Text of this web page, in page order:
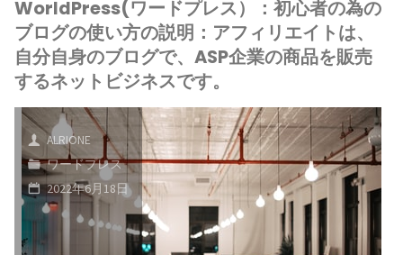
ド
プ
レ
ス）：
初
心
者
WorldPress(ワードプレス）：初心者の為の
ブログの使い方の説明：アフィリエイトは、
自分自身のブログで、ASP企業の商品を販売
するネットビジネスです。
ALRIONE
ワードプレス
2022年6月18日